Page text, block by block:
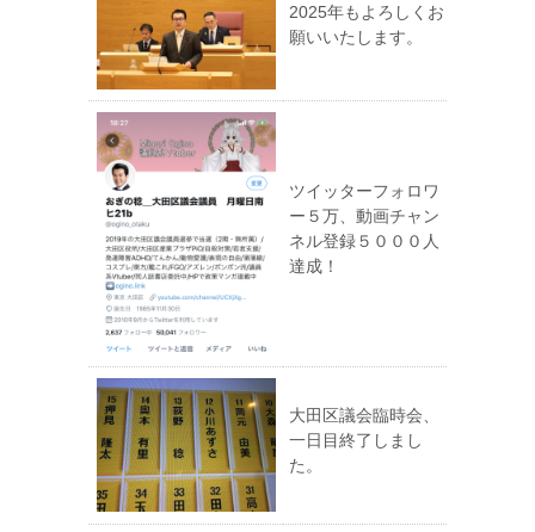
2025年もよろしくお
願いいたします。
ツイッターフォロワ
ー５万、動画チャン
ネル登録５０００人
達成！
大田区議会臨時会、
一日目終了しまし
た。